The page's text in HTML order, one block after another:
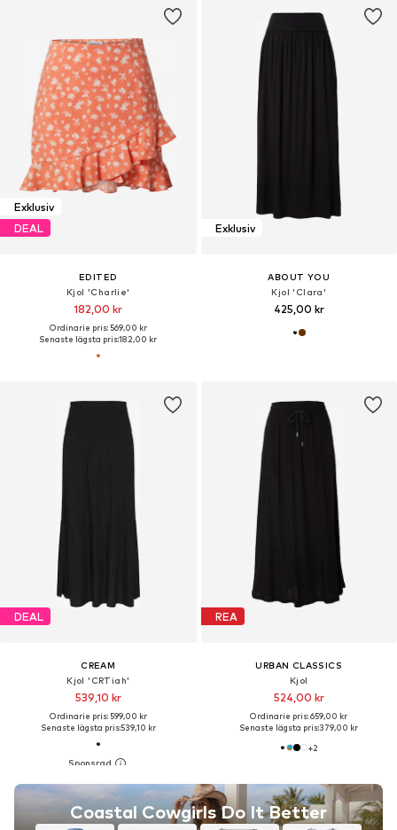
Exklusiv
DEAL
EDITED
Kjol 'Charlie'
182,00 kr
Ordinarie pris: 569,00 kr
Senaste lägsta pris:182,00 kr
Exklusiv
ABOUT YOU
Kjol 'Clara'
425,00 kr
DEAL
CREAM
Kjol 'CRTiah'
539,10 kr
Ordinarie pris: 599,00 kr
Senaste lägsta pris:539,10 kr
Coastal Cowgirls Do It Better
REA
URBAN CLASSICS
Kjol
524,00 kr
Ordinarie pris: 659,00 kr
Senaste lägsta pris:379,00 kr
+2